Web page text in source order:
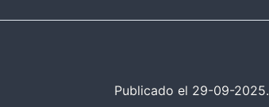
Publicado el 29-09-2025.